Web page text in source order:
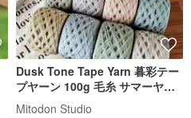
Dusk Tone Tape Yarn 暮彩テー
プヤーン 100g 毛糸 サマーヤー
ン テープヤーン
Mitodon Studio